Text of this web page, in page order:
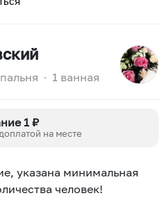
∙ 1 ванная
1 ₽
на месте
указана минимальная
человек!